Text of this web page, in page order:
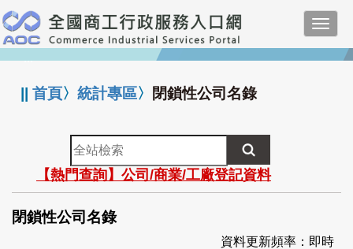
跳
到
主
要
:::
||首頁〉統計專區〉 閉鎖性公司名錄
全
站
檢
索
【熱門查詢】公司/商業/工廠登記資料
閉鎖性公司名錄
資料更新頻率：即時